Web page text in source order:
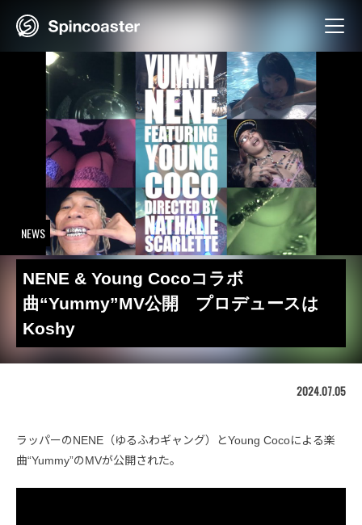
NEWS
NENE & Young Cocoコラボ
曲“Yummy”MV公開 プロデュースは
Koshy
2024.07.05
ラッパーのNENE（ゆるふわギャング）とYoung Cocoによる楽
曲“Yummy”のMVが公開された。